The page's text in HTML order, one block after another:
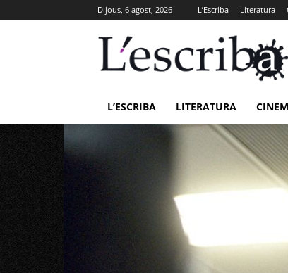
Dijous, 6 agost, 2026 L’Escriba Literatura
L’ESCRIBA LITERATURA